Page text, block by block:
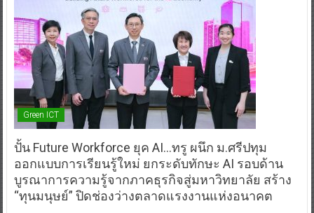
Green ICT
ปั้น Future Workforce ยุค AI…ทรู ผนึก ม.ศรีปทุม
ออกแบบการเรียนรู้ใหม่ ยกระดับทักษะ AI รอบด้าน
บูรณาการความรู้จากภาคธุรกิจสู่มหาวิทยาลัย สร้าง
“ทุนมนุษย์” ปิดช่องว่างตลาดแรงงานแห่งอนาคต